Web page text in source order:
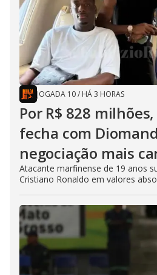
JOGADA 10/ HÁ 3 HORAS
Por R$ 828
fecha com
negociação mais
Atacante marfinense de 19 anos
Cristiano Ronaldo em valores